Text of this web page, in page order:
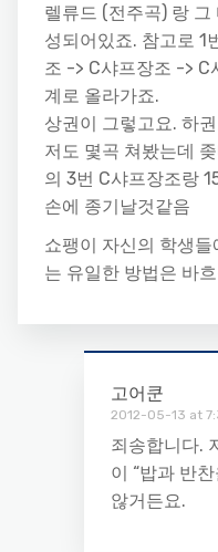
렐류드 (전주곡) 랑
성되어있죠. 참고로 1
조 -> C샤프장조 -> C
계로 올라가죠.
상권이 그렇고요. 하
저도 몇곡 쳐봤는데
의 3번 C샤프장조랑
손에 종기날것같음
쇼팽이 자신의 학생
는 유일한 방법은 바
고어쿤
2012-05-13 at
죄송합니다.
이 “밥과 반
않거든요.